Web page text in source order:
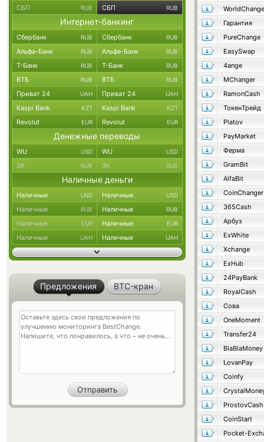
WorldChange
Гарантия
PureChange
EasySwap
4ange
MChanger
RamonCash
ТокенТрейд
Platov
PayMarket
Ферма
GramBit
AlfaBit
CoinChanger
365Cash
Арбуз
ExWhite
Xchange
ExHub
24PayBank
RoyalCash
Сова
OneMoment
Transfer24
BlaBlaMoney
LovanPay
Coinfy
ProstovCash
CoinStart
Pocket-
СБП RUB СБП RUB
Интернет-банкинг
Сбербанк RUB Сбербанк RUB
Альфа-Банк RUB Альфа-Банк RUB
Т-Банк RUB Т-Банк RUB
ВТБ RUB ВТБ RUB
Приват 24 UAH Приват 24 UAH
Kaspi Bank KZT Kaspi Bank KZT
Revolut EUR Revolut EUR
Денежные переводы
WU USD WU USD
ЗК RUB ЗК RUB
Наличные деньги
Наличные USD Наличные USD
Наличные RUB Наличные RUB
Наличные EUR Наличные EUR
Наличные UAH Наличные UAH
Предложения BTC-кран